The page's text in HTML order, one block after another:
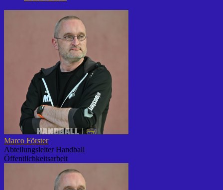
Marco Förster
Abteilungsleiter Handball
Öffentlichkeitsarbeit